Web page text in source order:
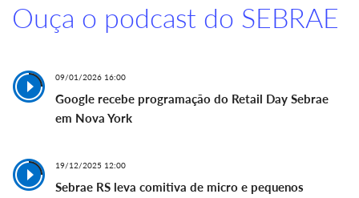
Ouça o podcast do SEBRAE
09/01/2026 16:00
Google recebe programação do Retail Day Sebrae
em Nova York
19/12/2025 12:00
Sebrae RS leva comitiva de micro e pequenos